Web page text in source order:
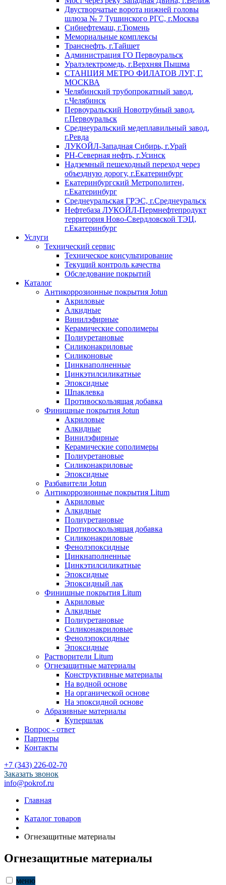
Двустворчатые ворота нижней головы
шлюза № 7 Тушинского РГС, г.Москва
Сибнефтемаш, г.Тюмень
Мемориальные комплексы
Транснефть, г.Тайшет
Администрация ГО Первоуральск
Уралэлектромедь, г.Верхняя Пышма
СТАНЦИЯ МЕТРО ФИЛАТОВ ЛУГ, Г.
МОСКВА
Челябинский трубопрокатный завод,
г.Челябинск
Первоуральский Новотрубный завод,
г.Первоуральск
Среднеуральский медеплавильный завод,
г.Ревда
ЛУКОЙЛ-Западная Сибирь, г.Урай
РН-Северная нефть, г.Усинск
Надземный пешеходный переход через
объездную дорогу, г.Екатеринбург
Екатеринбургский Метрополитен,
г.Екатеринбург
Среднеуральская ГРЭС, г.Среднеуральск
Нефтебаза ЛУКОЙЛ-Пермнефтепродукт
территория Ново-Свердловской ТЭЦ,
г.Екатеринбург
Услуги
Технический сервис
Техническое консультирование
Текущий контроль качества
Обследование покрытий
Каталог
Антикоррозионные покрытия Jotun
Акриловые
Алкидные
Винилэфирные
Керамические сополимеры
Полиуретановые
Силиконакриловые
Силиконовые
Цинкнаполненные
Цинкэтилсиликатные
Эпоксидные
Шпаклевка
Противоскользящая добавка
Финишные покрытия Jotun
Акриловые
Алкидные
Винилэфирные
Керамические сополимеры
Полиуретановые
Силиконакриловые
Эпоксидные
Разбавители Jotun
Антикоррозионные покрытия Litum
Акриловые
Алкидные
Полиуретановые
Противоскользящая добавка
Силиконакриловые
Фенолэпоксидные
Цинкнаполненные
Цинкэтилсиликатные
Эпоксидные
Эпоксидный лак
Финишные покрытия Litum
Акриловые
Алкидные
Полиуретановые
Силиконакриловые
Фенолэпоксидные
Эпоксидные
Растворители Litum
Огнезащитные материалы
Конструктивные материалы
На водной основе
На органической основе
На эпоксидной основе
Абразивные материалы
Купершлак
Вопрос - ответ
Партнеры
Контакты
+7 (343) 226-02-70
Заказать звонок
info@pokrof.ru
Главная
Каталог товаров
Огнезащитные материалы
Огнезащитные материалы
меню